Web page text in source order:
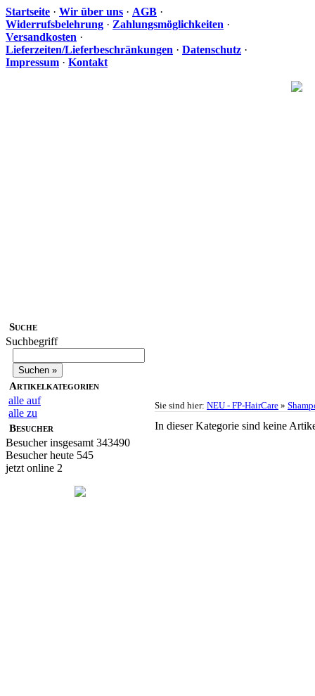
Startseite · Wir über uns · AGB ·
Widerrufsbelehrung · Zahlungsmöglichkeiten ·
Versandkosten ·
Lieferzeiten/Lieferbeschränkungen · Datenschutz ·
Impressum · Kontakt
Suche
Suchbegriff
Artikelkategorien
alle auf
alle zu
Besucher
Besucher insgesamt 343490
Besucher heute 545
jetzt online 2
Sie sind hier: NEU - FP-HairCare »
In dieser Kategorie sind keine